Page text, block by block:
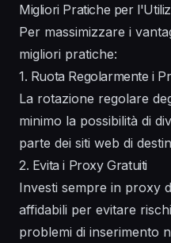
Migliori Pratiche per
Per massimizzare i
migliori pratiche:
1. Ruota Regolarmente i
La rotazione regolare
minimo la possibilità di
parte dei siti web di
2. Evita i Proxy Gratuiti
Investi sempre in proxy
affidabili per evitare
problemi di inserimento